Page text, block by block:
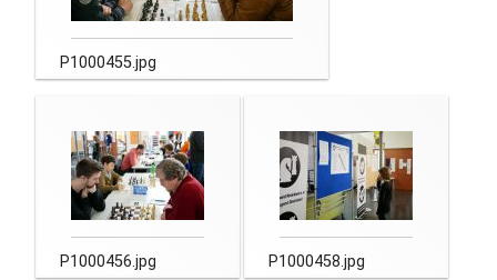
P1000455.jpg
P1000456.jpg P1000458.jpg